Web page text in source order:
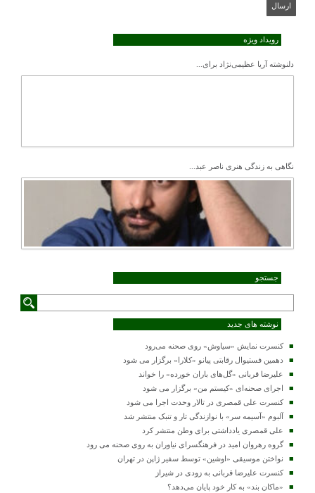
رویداد ویژه
دلنوشته آریا عظیمی‌نژاد برای...
نگاهی به زندگی هنری ناصر عبد...
جستجو
نوشته های جدید
کنسرت‌ نمایش «سیاوش» روی صحنه می‌رود
دهمین فستیوال رقابتی پیانو «کلارا» برگزار می شود
علیرضا قربانی «گل‌های باران خورده» را خواند
اجرای صحنه‌ای «کیستم من» برگزار می شود
کنسرت علی قمصری در تالار وحدت اجرا می شود
آلبوم «آسیمه سر» با نوازندگی تار و تنبک منتشر شد
علی قمصری یادداشتی برای وطن منتشر کرد
گروه رهروان امید در فرهنگسرای نیاوران به روی صحنه می رود
نواختن موسیقی «اوشین» توسط سفیر ژاپن در تهران
کنسرت علیرضا قربانی به زودی در شیراز
«ماکان بند» به کار خود پایان می‌دهد؟